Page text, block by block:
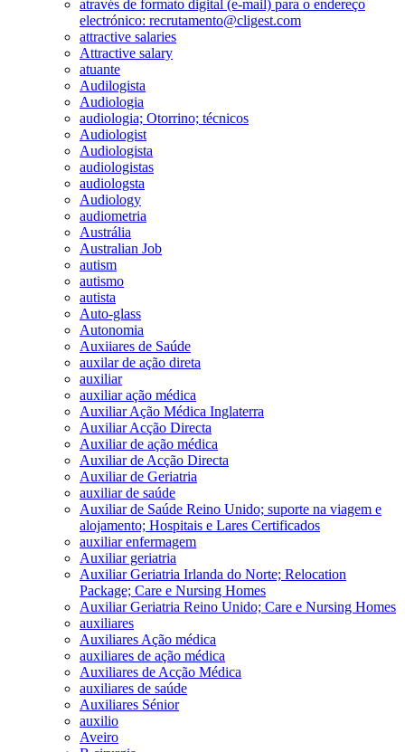
através de formato digital (e-mail) para o endereço
electrónico: recrutamento@cligest.com
attractive salaries
Attractive salary
atuante
Audilogista
Audiologia
audiologia; Otorrino; técnicos
Audiologist
Audiologista
audiologistas
audiologsta
Audiology
audiometria
Austrália
Australian Job
autism
autismo
autista
Auto-glass
Autonomia
Auxiiares de Saúde
auxilar de ação direta
auxiliar
auxiliar ação médica
Auxiliar Ação Médica Inglaterra
Auxiliar Acção Directa
Auxiliar de ação médica
Auxiliar de Acção Directa
Auxiliar de Geriatria
auxiliar de saúde
Auxiliar de Saúde Reino Unido; suporte na viagem e
alojamento; Hospitais e Lares Certificados
auxiliar enfermagem
Auxiliar geriatria
Auxiliar Geriatria Irlanda do Norte; Relocation
Package; Care e Nursing Homes
Auxiliar Geriatria Reino Unido; Care e Nursing Homes
auxiliares
Auxiliares Ação médica
auxiliares de ação médica
Auxiliares de Acção Médica
auxiliares de saúde
Auxiliares Sénior
auxilio
Aveiro